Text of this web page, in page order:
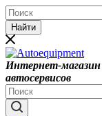
Найти
Интернет-
автосервисов